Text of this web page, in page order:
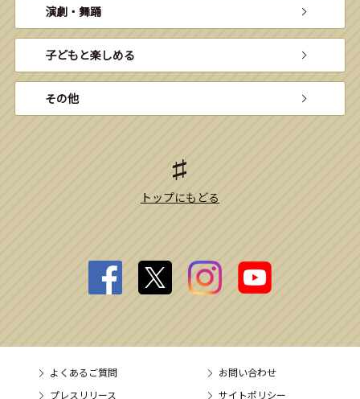
演劇・舞踊
子どもと楽しめる
その他
トップにもどる
よくあるご質問
お問い合わせ
プレスリリース
サイトポリシー